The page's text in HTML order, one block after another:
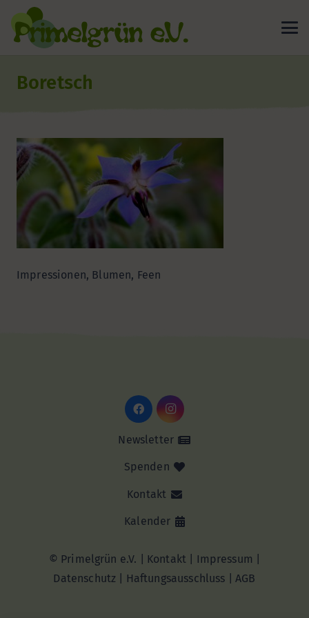
Boretsch
Impressionen, Blumen, Feen
Newsletter
Spenden
Kontakt
Kalender
© Primelgrün e.V. | Kontakt Impressum
Datenschutz
Haftungsausschluss |AGB